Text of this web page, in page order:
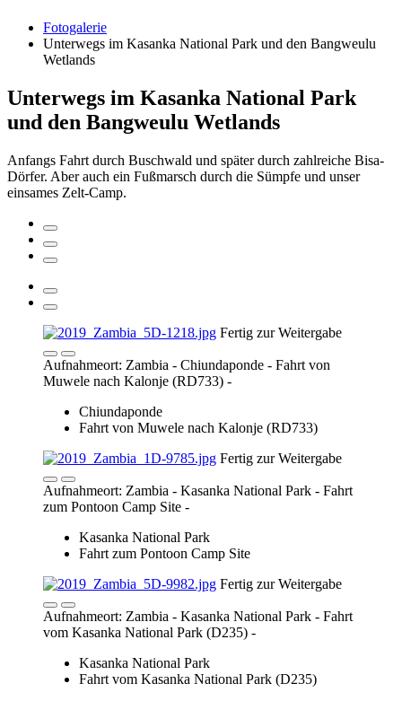
Fotogalerie
Unterwegs im Kasanka National Park und den Bangweulu
Wetlands
Unterwegs im Kasanka National Park
und den Bangweulu Wetlands
Anfangs Fahrt durch Buschwald und später durch zahlreiche Bisa-
Dörfer. Aber auch ein Fußmarsch durch die Sümpfe und unser
einsames Zelt-Camp.
Fertig zur Weitergabe
Aufnahmeort: Zambia - Chiundaponde - Fahrt von
Muwele nach Kalonje (RD733) -
Chiundaponde
Fahrt von Muwele nach Kalonje (RD733)
Fertig zur Weitergabe
Aufnahmeort: Zambia - Kasanka National Park - Fahrt
zum Pontoon Camp Site -
Kasanka National Park
Fahrt zum Pontoon Camp Site
Fertig zur Weitergabe
Aufnahmeort: Zambia - Kasanka National Park - Fahrt
vom Kasanka National Park (D235) -
Kasanka National Park
Fahrt vom Kasanka National Park (D235)